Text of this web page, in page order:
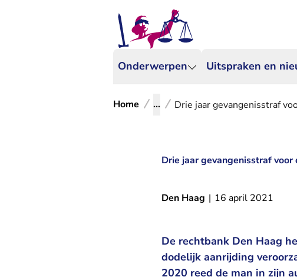
Onderwerpen Uitspraken en
Home ... Drie jaar gevangenisstraf
Drie jaar gevangenisstraf
Den Haag | 16 april 2021
De rechtbank Den Haag
dodelijk aanrijding
2020 reed de man in zijn